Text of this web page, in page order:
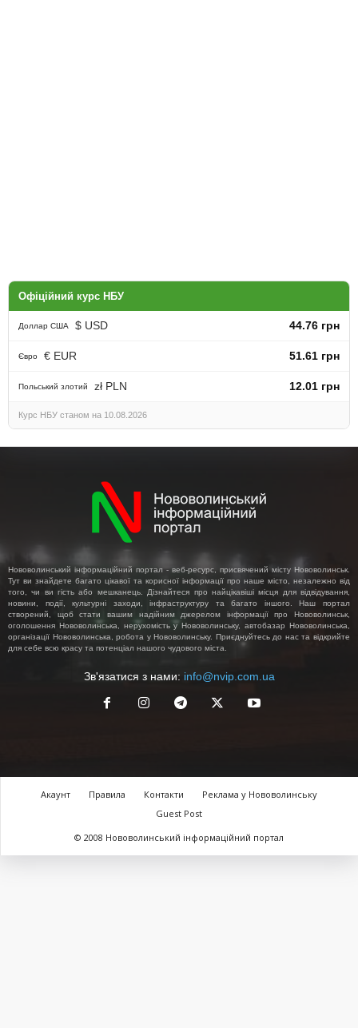
Офіційний курс НБУ
Доллар США $ USD 44.76 грн
Євро € EUR 51.61 грн
Польський злотий zł PLN 12.01 грн
Курс НБУ станом на 10.08.2026
Нововолинський інформаційний портал - веб-ресурс, присвячений місту Нововолинськ.
Тут ви знайдете багато цікавої та корисної інформації про наше місто, незалежно від
того, чи ви гість або мешканець. Дізнайтеся про найцікавіші місця для відвідування,
новини, події, культурні заходи, інфраструктуру та багато іншого. Наш портал
створений, щоб стати вашим надійним джерелом інформації про Нововолинськ,
оголошення Нововолинська, нерухомість у Нововолинську, автобазар Нововолинська,
організації Нововолинська, робота у Нововолинську. Приєднуйтесь до нас та відкрийте
для себе всю красу та потенціал нашого чудового міста.
Зв'язатися з нами: info@nvip.com.ua
Акаунт Правила Контакти
Реклама у Нововолинську
Guest Post
© 2008 Нововолинський інформаційний портал